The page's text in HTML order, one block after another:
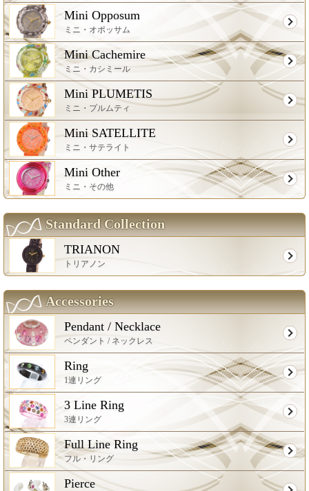
Mini Opposum
ミニ・オポッサム
Mini Cachemire
ミニ・カシミール
Mini PLUMETIS
ミニ・プルムティ
Mini SATELLITE
ミニ・サテライト
Mini Other
ミニ・その他
Standard Collection
TRIANON
トリアノン
Accessories
Pendant / Necklace
ペンダント / ネックレス
Ring
1連リング
3 Line Ring
3連リング
Full Line Ring
フル・リング
Pierce